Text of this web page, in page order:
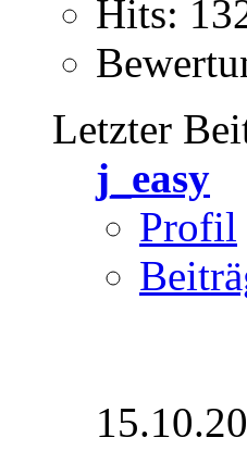
Hits:
Letzter
j_easy
Profil